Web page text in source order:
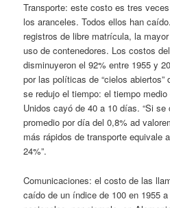
Transporte: este costo es tres
los aranceles. Todos ellos han
registros de libre matrícula, la
uso de contenedores. Los costos
disminuyeron el 92% entre 1955 y
por las políticas de “cielos
se redujo el tiempo: el tiempo
Unidos cayó de 40 a 10 días. “Si
promedio por día del 0,8% ad
más rápidos de transporte equivale
24%”.
Comunicaciones: el costo de las
caído de un índice de 100 en 1955